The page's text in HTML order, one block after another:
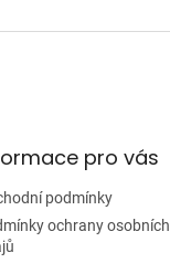
pro vás
podmínky
ochrany osobních